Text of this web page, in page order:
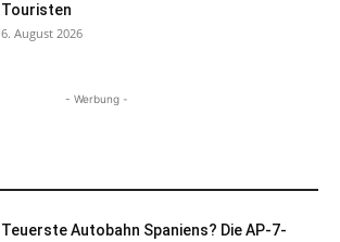
Touristen
6. August 2026
- Werbung -
Teuerste Autobahn Spaniens? Die AP-7-